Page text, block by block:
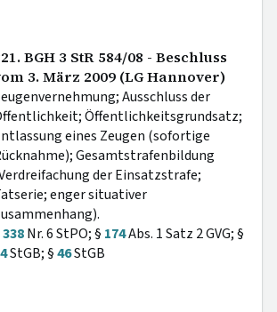
BGH 3 StR 584/08 - Beschluss
3. März 2009 (LG Hannover)
Ausschluss der
Öffentlichkeitsgrundsatz;
eines Zeugen (sofortige
Gesamtstrafenbildung
der Einsatzstrafe;
enger situativer
338Nr. 6 StPO; § 174Abs. 1 Satz 2 GVG; §
StGB; §46StGB